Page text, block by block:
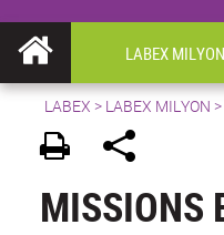
LABEX MILYON
LABEX > LABEX MILYON >
MISSIONS